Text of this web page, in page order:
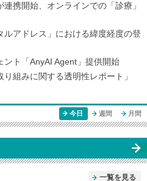
携開始、オンラインでの「診療」
ルアドレス」における緯度経度の登
ト「AnyAI Agent」提供開始
組みに関する透明性レポート」
今日 週間 月間
一覧を見る